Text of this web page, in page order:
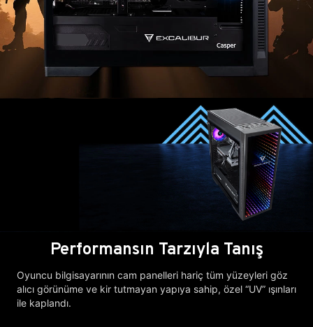
Performansın Tarzıyla Tanış
Oyuncu bilgisayarının cam panelleri hariç tüm yüzeyleri göz
alıcı görünüme ve kir tutmayan yapıya sahip, özel “UV” ışınları
ile kaplandı.